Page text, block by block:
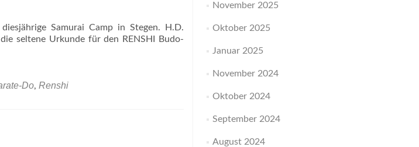
Samurai Camp in Stegen. H.D.
seltene Urkunde für den RENSHI Budo-
Do, Renshi
November 2025
Oktober 2025
Januar 2025
November 2024
Oktober 2024
September 2024
August 2024